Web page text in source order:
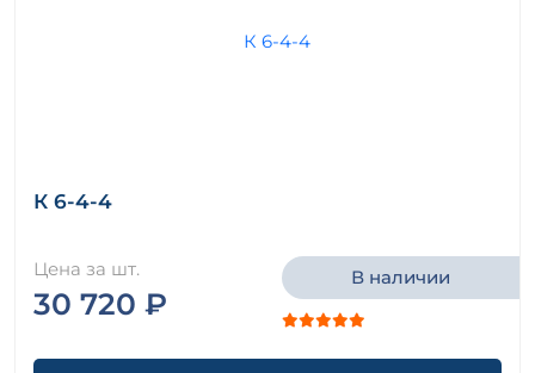
К 6-4-4
Цена за шт.
30 720 ₽
В наличии